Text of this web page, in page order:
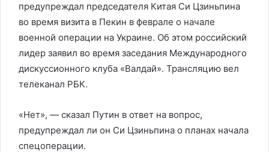
предупреждал председателя Китая Си Цзиньпина
во время визита в Пекин в феврале о начале
военной операции на Украине. Об этом российский
лидер заявил во время заседания Международного
дискуссионного клуба «Валдай». Трансляцию вел
телеканал РБК.
«Нет», — сказал Путин в ответ на вопрос,
предупреждал ли он Си Цзиньпина о планах начала
спецоперации.